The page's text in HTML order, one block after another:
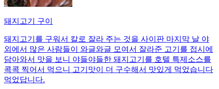
돼지고기 구이
돼지고기를 구워서 칼로 잘라 주는 것을 사이판 마지막 날 야
외에서 많은 사람들이 와글와글 모여서 잘라준 고기를 접시에
담아와서 맛을 보니 야들야들한 돼지고기를 호텔 특제소스를
콕콕 찍어서 먹으니 고기맛이 더 구수해서 맛있게 먹었습니다
먹었답니다.